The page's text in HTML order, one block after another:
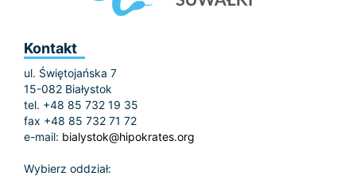
Kontakt
ul. Świętojańska 7
15-082 Białystok
tel. +48 85 732 19 35
fax +48 85 732 71 72
e-mail: bialystok@hipokrates.org
Wybierz oddział: